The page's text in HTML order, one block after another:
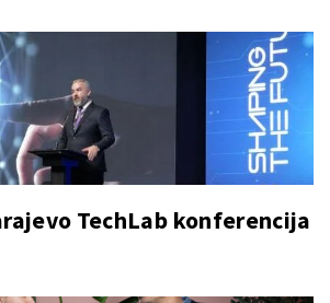
TechLab konferencija